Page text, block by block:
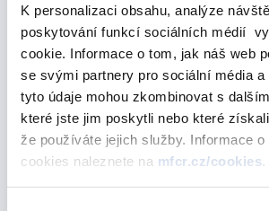
K personalizaci obsahu, analýze
poskytování funkcí sociálních médií
cookie. Informace o tom, jak náš web
se svými partnery pro sociální média a
tyto údaje mohou zkombinovat s
které jste jim poskytli nebo které
že používáte jejich služby. Informace
cookies naleznete na mfcr.cz/cookies.
Oznámení o aukci SPP 52T 5 mld
13. července 2006
Oznámení o aukci SPP 13T 15
04. července 2006
červen 2006